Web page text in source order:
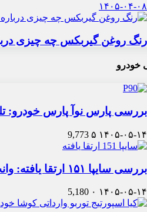
۱۴۰۵-۰۴-۰۸
رنگ روغن گیربکس چه چیزی
خودرو
بررسی پارس نوآ پارس خودرو:
۱۴۰۵-۰۵-۱۴ ۵ 9,773
بررسی سایپا ۱۵۱ ارتقا یافته: وانت شهری با پوشش جدید
۱۴۰۵-۰۵-۱۴ ۰ 5,180